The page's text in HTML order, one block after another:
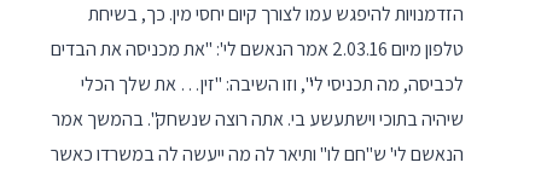
הזדמנויות להיפגש עמו לצורך קיום יחסי מין. כך, בשיחת
טלפון מיום 2.03.16 אמר הנאשם לי': "את מכניסה את הבדים
לכביסה, מה תכניסי לי", וזו השיבה: "זין… את שלך הכלי
שיהיה בתוכי וישתעשע בי. אתה רוצה שנשחק". בהמשך אמר
הנאשם לי' ש"חם לו" ותיאר לה מה ייעשה לה במשרדו כאשר